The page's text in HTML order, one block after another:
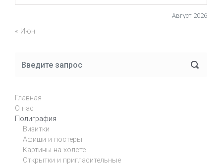
Август 2026
« Июн
Главная
О нас
Полиграфия
Визитки
Афиши и постеры
Картины на холсте
Открытки и пригласительные